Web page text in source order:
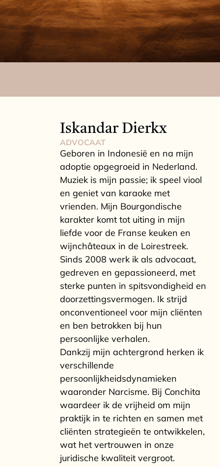
Iskandar Dierkx
ADVOCAAT
Geboren in Indonesië en na mijn
adoptie opgegroeid in Nederland.
Muziek is mijn passie; ik speel viool
en geniet van karaoke met
vrienden. Mijn Bourgondische
karakter komt tot uiting in mijn
liefde voor de Franse keuken en
wijnchâteaux in de Loirestreek.
Sinds 2008 werk ik als advocaat,
gedreven en gepassioneerd, met
sterke punten in spitsvondigheid en
doorzettingsvermogen. Ik strijd
onconventioneel voor mijn cliënten
en ben betrokken bij hun
persoonlijke verhalen.
Dankzij mijn achtergrond herken ik
verschillende
persoonlijkheidsdynamieken
waaronder Narcisme. Bij Conchita
waardeer ik de vrijheid om mijn
praktijk in te richten en samen met
cliënten strategieën te ontwikkelen,
wat het vertrouwen in onze
juridische kwaliteit vergroot.